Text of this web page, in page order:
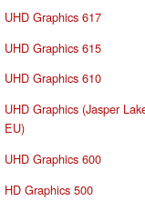
UHD Graphics 617
UHD Graphics 615
UHD Graphics 610
UHD Graphics (Jasper
EU)
UHD Graphics 600
HD Graphics 500